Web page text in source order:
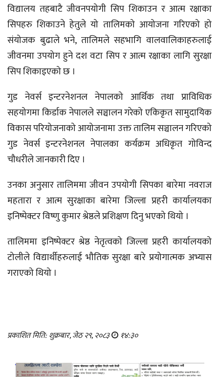
विद्यालय तहबाटै जीवनपयोगी सिप शिकाउन र आत्म रक्षाका
सिपहरु शिकाउने हेतुले यो तालिमको आयोजना गरिएको हो
संयोजक बुढाले भने, तालिमले सहभागि वालवालिकाहरुलाई
जीवनमा उपयोग हुने दश वटा सिप र आत्म रक्षाका लागि सुरक्षा
सिप शिकाइएको छ ।
गुड नेवर्स इन्टरनेशनल नेपालको आर्थिक तथा प्राविधिक
सहयोगमा किर्डाक नेपालले सञ्चालन गरेको एकिकृत सामुदायिक
विकास परियोजनाको आयोजनामा उक्त तालिम सञ्चालन गरिएको
गुड नेवर्स इन्टरनेशनल नेपालका कर्यक्रम अधिकृत गोविन्द
चौधरीले जानकारी दिए ।
उनका अनुसार तालिममा जीवन उपयोगी सिपका बारेमा नवराज
महतारा र आत्म सुरक्षाका बारेमा जिल्ला प्रहरी कार्यालयका
इनिष्पेक्टर विष्णु कुमार श्रेष्ठले प्रशिक्षण दिनु भएको थियो ।
तालिममा इनिष्पेक्टर श्रेष्ठ नेतृत्वको जिल्ला प्रहरी कार्यालयको
टोलीले विद्यार्थीहरुलाई भौतिक सुरक्षा बारे प्रयोगात्मक अभ्यास
गराएको थियो ।
प्रकाशित मिति: शुक्रबार, जेठ २९, २०८३ १४:३०